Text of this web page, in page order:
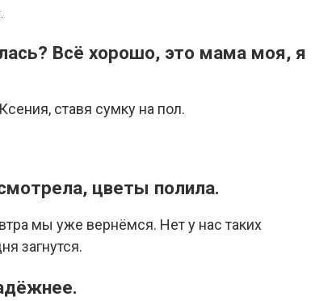
Всё хорошо, это мама моя, я
ставя сумку на пол.
цветы полила.
мы уже вернёмся. Нет у нас таких
загнутся.